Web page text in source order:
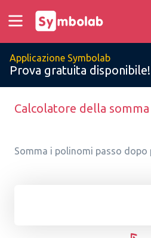
Applicazione Symbolab
Prova gratuita disponibile!
Calcolatore della
Somma i polinomi passo dopo